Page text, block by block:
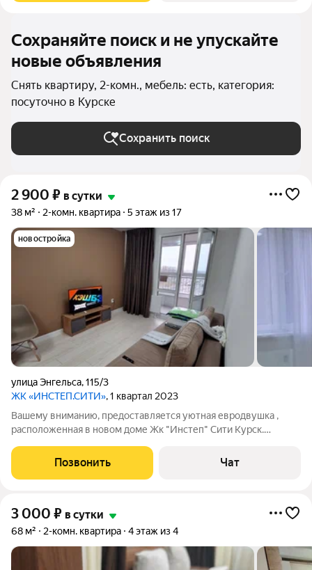
Сохраняйте поиск и не упускайте
новые объявления
Снять квартиру, 2-комн., мебель: есть, категория:
посуточно в Курске
Сохранить поиск
2 900 ₽ в сутки
38 м² 2-комн. квартира 5 этаж из 17
новостройка
улица Энгельса,115/3
ЖК «ИНСТЕП.СИТИ», 1 квартал 2023
Вашему вниманию, предоставляется уютная евродвушка ,
расположенная в новом доме Жк "Инстеп" Сити Курск.
любое для Вас удобное время(круглосуточно).
Командирoвочным предоставляются oтчетныe
Позвонить Чат
3 000 ₽ в сутки
68 м² 2-комн. квартира 4 этаж из 4